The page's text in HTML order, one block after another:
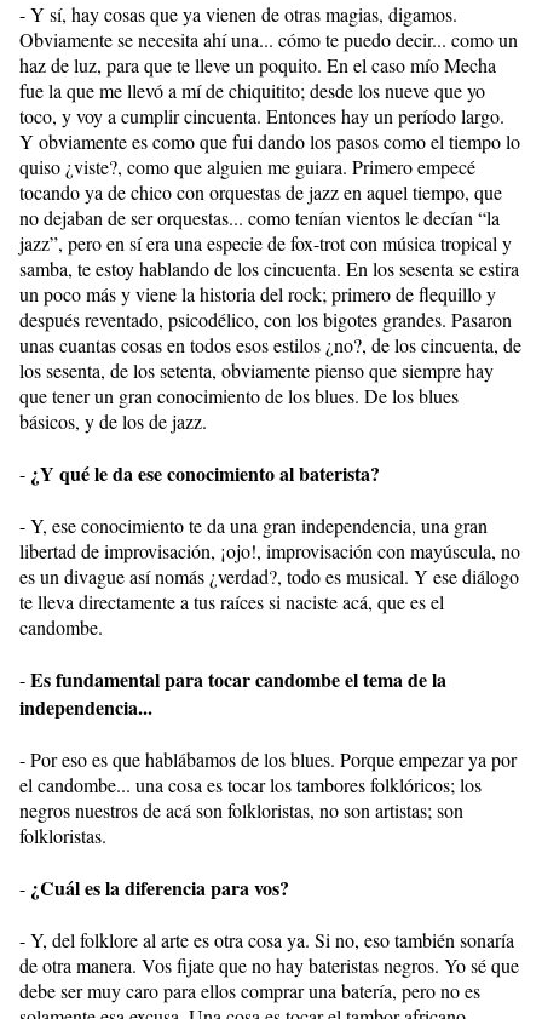
- Y sí, hay cosas que ya vienen de otras magias, digamos.
Obviamente se necesita ahí una... cómo te puedo decir... como un
haz de luz, para que te lleve un poquito. En el caso mío Mecha
fue la que me llevó a mí de chiquitito; desde los nueve que yo
toco, y voy a cumplir cincuenta. Entonces hay un período largo.
Y obviamente es como que fui dando los pasos como el tiempo lo
quiso ¿viste?, como que alguien me guiara. Primero empecé
tocando ya de chico con orquestas de jazz en aquel tiempo, que
no dejaban de ser orquestas... como tenían vientos le decían “la
jazz”, pero en sí era una especie de fox-trot con música tropical y
samba, te estoy hablando de los cincuenta. En los sesenta se estira
un poco más y viene la historia del rock; primero de flequillo y
después reventado, psicodélico, con los bigotes grandes. Pasaron
unas cuantas cosas en todos esos estilos ¿no?, de los cincuenta, de
los sesenta, de los setenta, obviamente pienso que siempre hay
que tener un gran conocimiento de los blues. De los blues
básicos, y de los de jazz.
- ¿Y qué le da ese conocimiento al baterista?
- Y, ese conocimiento te da una gran independencia, una gran
libertad de improvisación, ¡ojo!, improvisación con mayúscula, no
es un divague así nomás ¿verdad?, todo es musical. Y ese diálogo
te lleva directamente a tus raíces si naciste acá, que es el
candombe.
-Es fundamental para tocar candombe el tema de la
independencia...
- Por eso es que hablábamos de los blues. Porque empezar ya por
el candombe... una cosa es tocar los tambores folklóricos; los
negros nuestros de acá son folkloristas, no son artistas; son
folkloristas.
- ¿Cuál es la diferencia para vos?
- Y, del folklore al arte es otra cosa ya. Si no, eso también sonaría
de otra manera. Vos fijate que no hay bateristas negros. Yo sé que
debe ser muy caro para ellos comprar una batería, pero no es